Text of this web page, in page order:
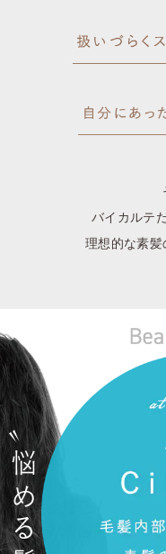
バイカルテ
理想的な素髪